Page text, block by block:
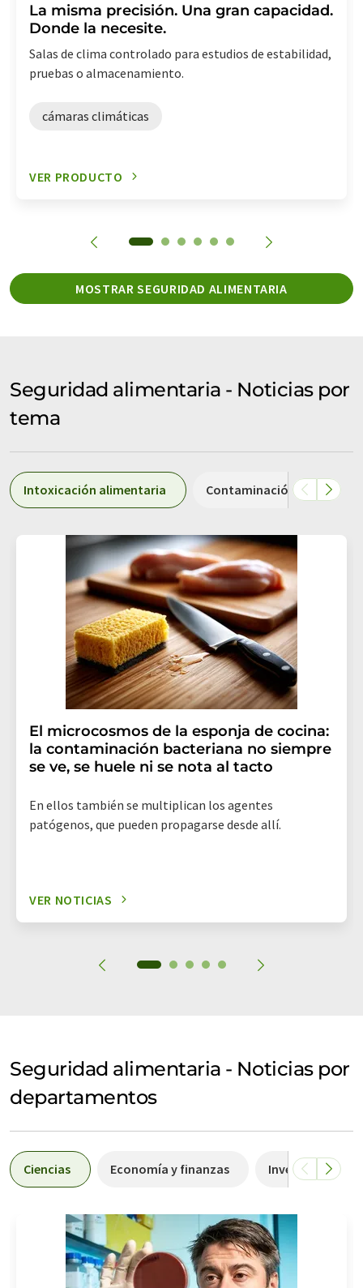
La misma precisión. Una gran capacidad.
Donde la necesite.
Salas de clima controlado para estudios de estabilidad,
pruebas o almacenamiento.
cámaras climáticas
VER PRODUCTO
MOSTRAR SEGURIDAD ALIMENTARIA
Seguridad alimentaria - Noticias por
tema
Intoxicación alimentaria Contaminación
El microcosmos de la esponja de cocina:
la contaminación bacteriana no siempre
se ve, se huele ni se nota al tacto
En ellos también se multiplican los agentes
patógenos, que pueden propagarse desde allí.
VER NOTICIAS
Seguridad alimentaria - Noticias por
departamentos
Ciencias Economía y finanzas Investigación y